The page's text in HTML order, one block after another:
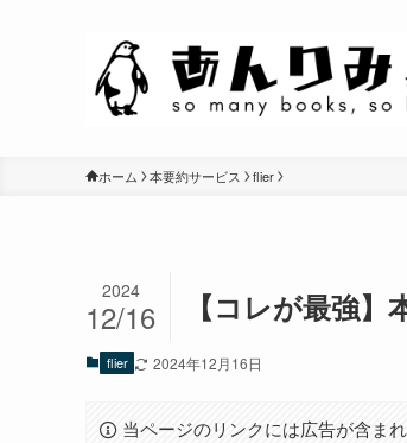
ホーム 本要約サービス flier
【コレが最強
2024
12/16
flier 2024年12月16日
当ページのリンクには広告が含まれ